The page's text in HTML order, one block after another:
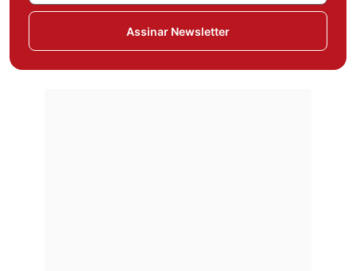
Assinar Newsletter